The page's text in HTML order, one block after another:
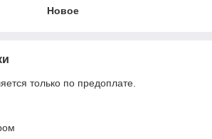
Новое
только по предоплате.